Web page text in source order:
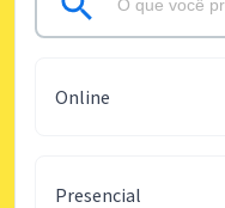
Online
Presencial